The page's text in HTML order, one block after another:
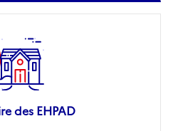
des EHPAD